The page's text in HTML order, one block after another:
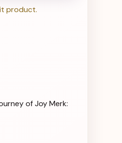
product.
of JoyMerk: